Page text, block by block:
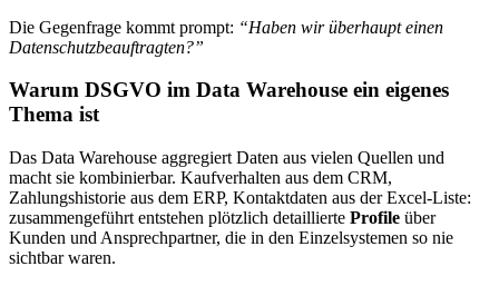
Die Gegenfrage kommt prompt: “Haben wir überhaupt einen
Datenschutzbeauftragten?”
Warum DSGVO im Data Warehouse ein eigenes
Thema ist
Das Data Warehouse aggregiert Daten aus vielen Quellen und
macht sie kombinierbar. Kaufverhalten aus dem CRM,
Zahlungshistorie aus dem ERP, Kontaktdaten aus der Excel-Liste:
zusammengeführt entstehen plötzlich detaillierte Profile über
Kunden und Ansprechpartner, die in den Einzelsystemen so nie
sichtbar waren.